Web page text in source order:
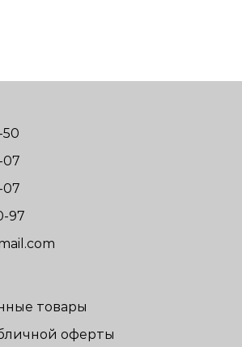
50
07
07
97
товары
оферты